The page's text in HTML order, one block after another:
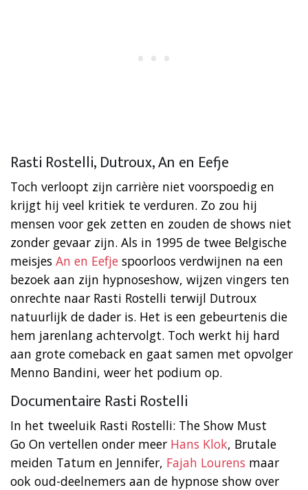
Rasti Rostelli, Dutroux, An en Eefje
Toch verloopt zijn carrière niet voorspoedig en
krijgt hij veel kritiek te verduren. Zo zou hij
mensen voor gek zetten en zouden de shows niet
zonder gevaar zijn. Als in 1995 de twee Belgische
meisjes An en Eefje spoorloos verdwijnen na een
bezoek aan zijn hypnoseshow, wijzen vingers ten
onrechte naar Rasti Rostelli terwijl Dutroux
natuurlijk de dader is. Het is een gebeurtenis die
hem jarenlang achtervolgt. Toch werkt hij hard
aan grote comeback en gaat samen met opvolger
Menno Bandini, weer het podium op.
Documentaire Rasti Rostelli
In het tweeluik Rasti Rostelli: The Show Must
Go On vertellen onder meer Hans Klok, Brutale
meiden Tatum en Jennifer, Fajah Lourens maar
ook oud-deelnemers aan de hypnose show over